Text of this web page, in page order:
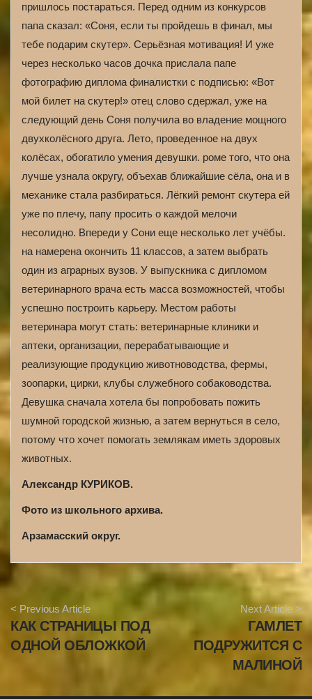
пришлось постараться. Перед одним из конкурсов
папа сказал: «Соня, если ты пройдешь в финал, мы
тебе подарим скутер». Серьёзная мотивация! И уже
через несколько часов дочка прислала папе
фотографию диплома финалистки с подписью: «Вот
мой билет на скутер!» отец слово сдержал, уже на
следующий день Соня получила во владение мощного
двухколёсного друга. Лето, проведенное на двух
колёсах, обогатило умения девушки. роме того, что она
лучше узнала округу, объехав ближайшие сёла, она и в
механике стала разбираться. Лёгкий ремонт скутера ей
уже по плечу, папу просить о каждой мелочи
несолидно. Впереди у Сони еще несколько лет учёбы.
на намерена окончить 11 классов, а затем выбрать
один из аграрных вузов. У выпускника с дипломом
ветеринарного врача есть масса возможностей, чтобы
успешно построить карьеру. Местом работы
ветеринара могут стать: ветеринарные клиники и
аптеки, организации, перерабатывающие и
реализующие продукцию животноводства, фермы,
зоопарки, цирки, клубы служебного собаководства.
Девушка сначала хотела бы попробовать пожить
шумной городской жизнью, а затем вернуться в село,
потому что хочет помогать землякам иметь здоровых
животных.
Александр КУРИКОВ.
Фото из школьного архива.
Арзамасский округ.
r
i
< Previous Article
КАК СТРАНИЦЫ ПОД
ОДНОЙ ОБЛОЖКОЙ
Next Article >
ГАМЛЕТ
ПОДРУЖИТСЯ С
МАЛИНОЙ